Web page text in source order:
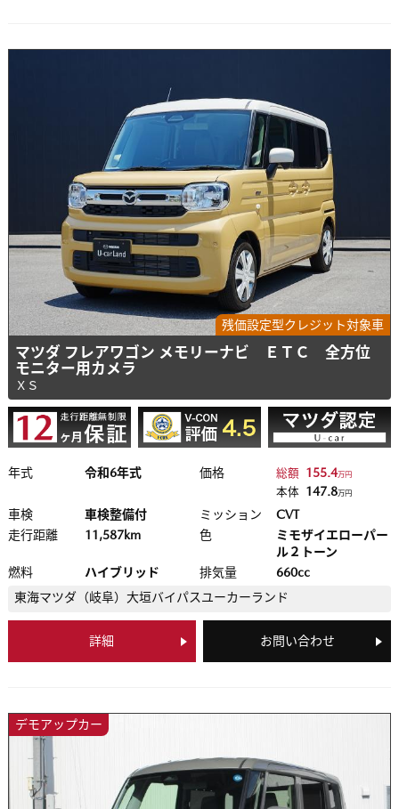
残価設定型クレジット対象車
マツダ フレアワゴン メモリーナビ ＥＴＣ 全方位
モニター用カメラ
ＸＳ
年式 令和6年式 価格 総額 155.4万円
本体 147.8万円
車検 車検整備付 ミッション
CVT
走行距離
11,587km 色
ミモザイエローパー
ル２トーン
燃料
ハイブリッド 排気量
660cc
東海マツダ（岐阜） 大垣バイパスユーカーランド
詳細 お問い合わせ
デモアップカー